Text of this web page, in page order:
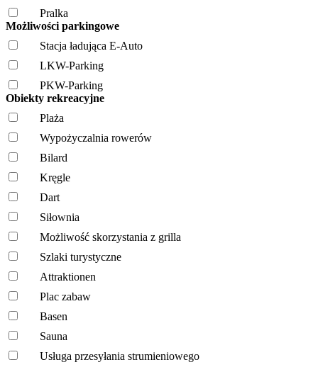
Pralka
Możliwości parkingowe
Stacja ładująca E-Auto
LKW-Parking
PKW-Parking
Obiekty rekreacyjne
Plaża
Wypożyczalnia rowerów
Bilard
Kręgle
Dart
Siłownia
Możliwość skorzystania z grilla
Szlaki turystyczne
Attraktionen
Plac zabaw
Basen
Sauna
Usługa przesyłania strumieniowego